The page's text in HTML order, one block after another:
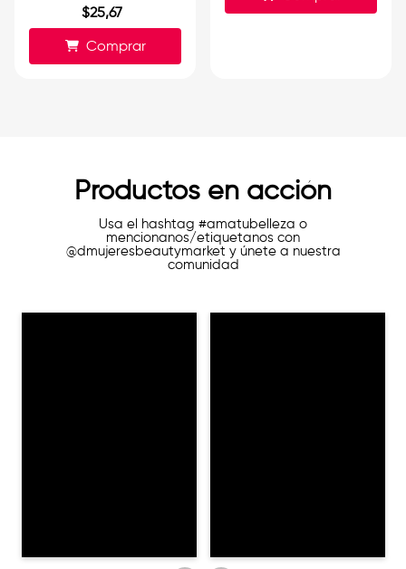
$25,67
Comprar
Productos en acción
Usa el hashtag #amatubelleza o
mencionanos/etiquetanos con
@dmujeresbeautymarket y únete a nuestra
comunidad